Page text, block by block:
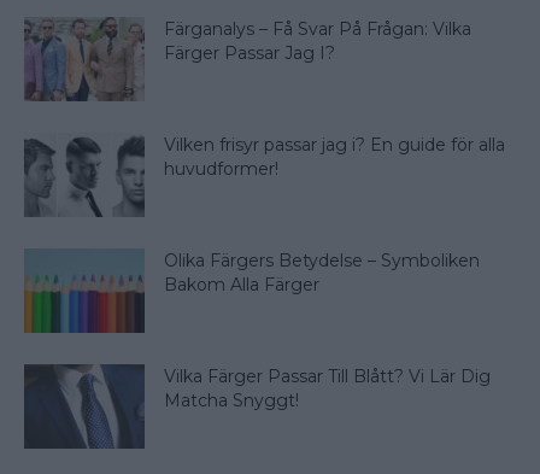
Färganalys – Få Svar På Frågan: Vilka
Färger Passar Jag I?
Vilken frisyr passar jag i? En guide för alla
huvudformer!
Olika Färgers Betydelse – Symboliken
Bakom Alla Färger
Vilka Färger Passar Till Blått? Vi Lär Dig
Matcha Snyggt!